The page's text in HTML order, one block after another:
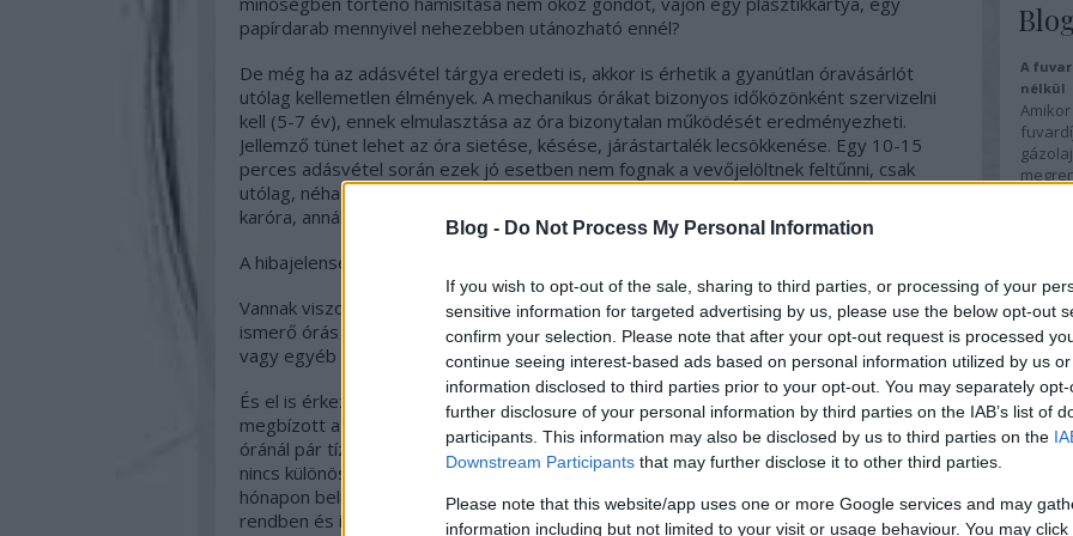
Blog - Do Not Process My Personal Information
If you wish to opt-out of the sale, sharing to third parties, or processing of your
sensitive information for targeted advertising by us, please use the below opt-out
confirm your selection. Please note that after your opt-out request is processed
continue seeing interest-based ads based on personal information utilized by us
information disclosed to third parties prior to your opt-out. You may separately
further disclosure of your personal information by third parties on the IAB’s list of
participants. This information may also be disclosed by us to third parties on the
Downstream Participants that may further disclose it to other third parties.
Please note that this website/app uses one or more Google services and may
information including but not limited to your visit or usage behaviour. You may
papírdarab mennyivel nehezebben utánozható ennél?
De még ha az adásvétel tárgya eredeti is, akkor is érhetik a gyanútlan óravásárlót
utólag kellemetlen élmények. A mechanikus órákat bizonyos időközönként szervizelni
kell (5-7 év), ennek elmulasztása az óra bizonytalan működését eredményezheti.
Jellemző tünet lehet az óra sietése, késése, járástartalék lecsökkenése. Egy 10-15
perces adásvétel során ezek jó esetben nem fognak a vevőjelöltnek feltűnni, csak
utólag, néha napokkal, hetekkel később. Minél bonyolultabb ("komplikációkkal bíró") egy
karóra, annál több lehet a hibajelenség, amiket nem árt még időben észrevenni.
A hibajelenségek feltárására a
Vannak viszont olyan jelek, melyeket csak egy szakképzett, az órák belső világát
ismerő órás tud észrevenni, speciális műszerek segítségével - erre egy kávézóban
vagy egyéb helyen történő adásvétel során nincs lehetőség.
És el is érkeztünk arra a pontra, amikor a vevő pénztárcája bánhatja azt, hogy
megbízott az eladóban: A rendszeres, 5-7 évenkénti szervizköltség egy mechanikus
óránál pár tízezer forintnál kezdődik és ennek sokszorosa lehet úgy, hogy az órával
nincs különösebb probléma. Ha az óra mechanikusan elhanyagolt, lehet néhány
hónapon belül bizony azt tapasztalja az ember, hogy az órájával valami nincsen
rendben és ilyenkor keres fel minket, ahol jön a diagnózis: "az órát sürgősen szervizelni
A
nélkül
akar,
2020
2019